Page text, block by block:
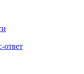
ответ